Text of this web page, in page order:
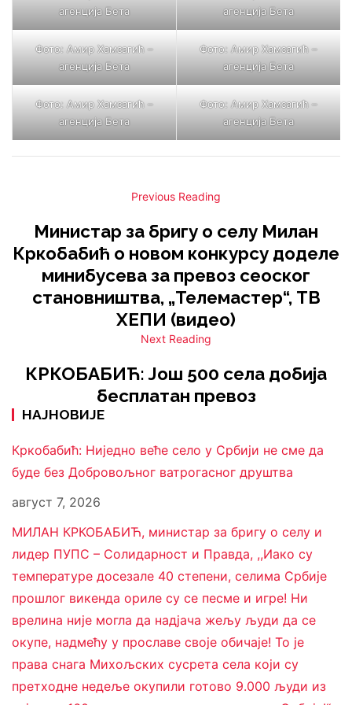
агенција Бета агенција Бета
Фото: Амир Хамзагић –
агенција Бета
Фото: Амир Хамзагић –
агенција Бета
Фото: Амир Хамзагић –
агенција Бета
Фото: Амир Хамзагић –
агенција Бета
Previous Reading
Министар за бригу о селу Милан
Кркобабић о новом конкурсу доделе
минибусева за превоз сеоског
становништва, „Телемастер“, ТВ
ХЕПИ (видео)
Next Reading
КРКОБАБИЋ: Још 500 села добија
бесплатан превоз
НАЈНОВИЈЕ
Кркобабић: Ниједно веће село у Србији не сме да
буде без Добровољног ватрогасног друштва
август 7, 2026
МИЛАН КРКОБАБИЋ, министар за бригу о селу и
лидер ПУПС – Солидарност и Правда, ,,Иако су
температуре досезале 40 степени, селима Србије
прошлог викенда ориле су се песме и игре! Ни
врелина није могла да надјача жељу људи да се
окупе, надмећу у прославе своје обичаје! То је
права снага Михољских сусрета села који су
претходне недеље окупили готово 9.000 људи из